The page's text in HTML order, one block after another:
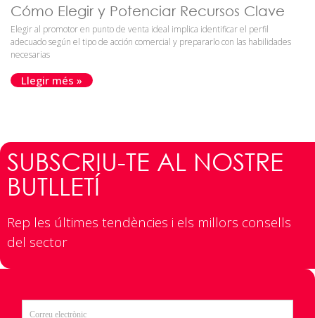
Cómo Elegir y Potenciar Recursos Clave
Elegir al promotor en punto de venta ideal implica identificar el perfil
adecuado según el tipo de acción comercial y prepararlo con las habilidades
necesarias
Llegir més »
SUBSCRIU-TE AL NOSTRE
BUTLLETÍ
Rep les últimes tendències i els millors consells
del sector​